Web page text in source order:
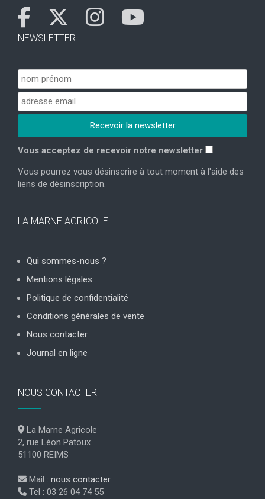
NEWSLETTER
Vous acceptez de recevoir notre newsletter
Vous pourrez vous désinscrire à tout moment à l'aide des
liens de désinscription.
LA MARNE AGRICOLE
Qui sommes-nous ?
Mentions légales
Politique de confidentialité
Conditions générales de vente
Nous contacter
Journal en ligne
NOUS CONTACTER
La Marne Agricole
2, rue Léon Patoux
51100 REIMS
Mail : nous contacter
Tel : 03 26 04 74 55